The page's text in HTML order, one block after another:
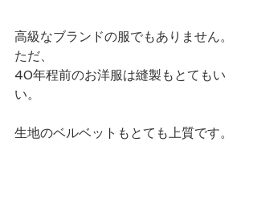
高級なブランドの服でもありません。
ただ、
40年程前のお洋服は縫製もとてもい
い。
生地のベルベットもとても上質です。